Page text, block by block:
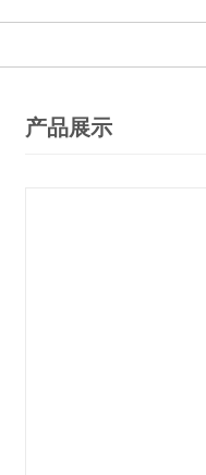
产品展示